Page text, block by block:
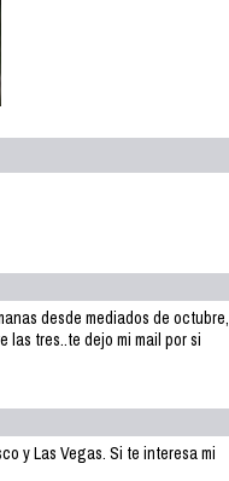
desde mediados de octubre,
las tres..te dejo mi mail por si
y Las Vegas. Si te interesa mi